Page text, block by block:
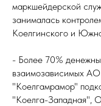
маркшейдерской
занималась
Коелгинского и
- Более 70%
взаимозависимых
"Коелгамрамор"
"Коелга-